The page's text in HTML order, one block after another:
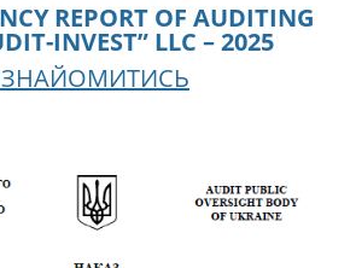
REPORT OF AUDITING
INVEST” LLC – 2025